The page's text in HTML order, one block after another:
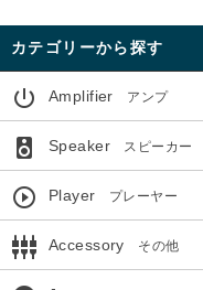
カテゴリーから探す
power_settings_new Amplifier アンプ
speaker Speakerスピーカー
play_circle_outline Player プレーヤー
settings_input_component Accessory その他